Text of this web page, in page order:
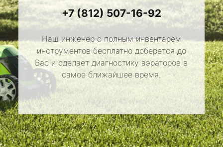
+7 (812) 507-16-92
Наш инженер с полным инвентарем
инструментов бесплатно доберется до
Вас и сделает диагностику аэраторов в
самое ближайшее время.